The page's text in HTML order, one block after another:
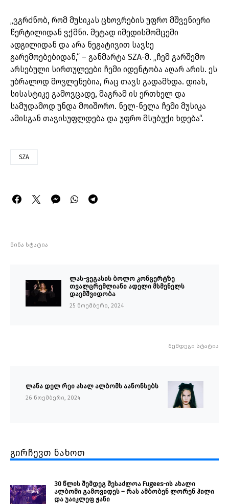
„ვგრძნობ, რომ მუსიკას ცხოვრების უფრო მშვენიერი
წერტილიდან ვქმნი. მეტად იმედისმომცემი
ადგილიდან და არა ნეგატივით სავსე
გარემოებებიდან,“ – განმარტა SZA-მ. „ჩემ გარშემო
არსებული სირთულეები ჩემი იდენტობა აღარ არის. ეს
უბრალოდ მოვლენებია, რაც თავს გადამხდა. დიახ,
სისასტიკე გამოვცადე, მაგრამ ის ერთხელ და
სამუდამოდ უნდა მოიშორო. ნელ-ნელა ჩემი მუსიკა
ამისგან თავისუფლდება და უფრო მსუბუქი ხდება“.
SZA
წინა სტატია
ლას-ვეგასის ბოლო კონცერტზე
თვალცრემლიანი ადელი მსმენელს
დაემშვიდობა
25 ნოემბერი, 2024
შემდეგი სტატია
ლანა დელ რეი ახალ ალბომს აანონსებს
26 ნოემბერი, 2024
გირჩევთ ნახოთ
30 წლის შემდეგ შესაძლოა Fugees-ის ახალი
ალბომი გამოვიდეს – რას ამბობენ ლორენ ჰილი
და უაიკლეფ ჟანი